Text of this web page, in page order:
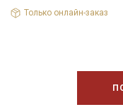
Только онлайн-заказ